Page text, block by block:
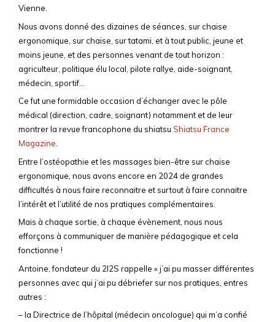
Vienne.
Nous avons donné des dizaines de séances, sur chaise
ergonomique, sur chaise, sur tatami, et à tout public, jeune et
moins jeune, et des personnes venant de tout horizon :
agriculteur, politique élu local, pilote rallye, aide-soignant,
médecin, sportif…
Ce fut une formidable occasion d’échanger avec le pôle
médical (direction, cadre, soignant) notamment et de leur
montrer la revue francophone du shiatsu Shiatsu France
Magazine.
Entre l’ostéopathie et les massages bien-être sur chaise
ergonomique, nous avons encore en 2024 de grandes
difficultés à nous faire reconnaitre et surtout à faire connaitre
l’intérêt et l’utilité de nos pratiques complémentaires.
Mais à chaque sortie, à chaque évènement, nous nous
efforçons à communiquer de manière pédagogique et cela
fonctionne !
Antoine, fondateur du 2I2S rappelle « j’ai pu masser différentes
personnes avec qui j’ai pu débriefer sur nos pratiques, entres
autres :
– la Directrice de l’hôpital (médecin oncologue) qui m’a confié